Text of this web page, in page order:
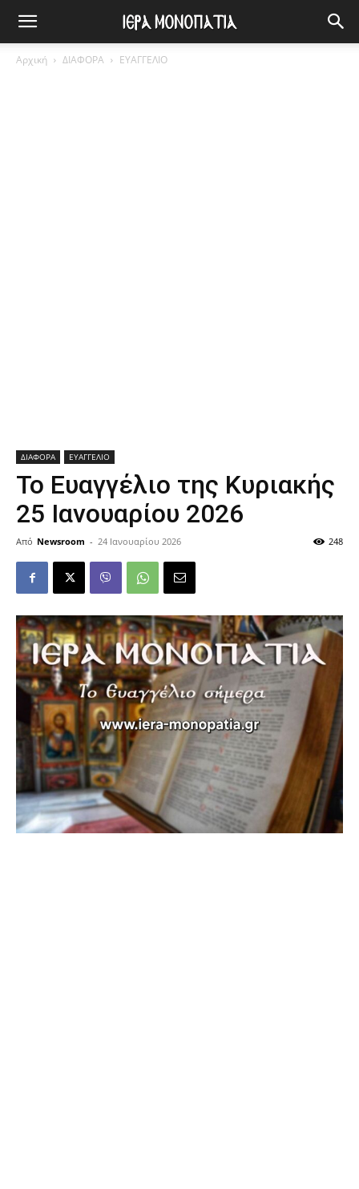
Αρχική ΔΙΑΦΟΡΑ ΕΥΑΓΓΕΛΙΟ
ΔΙΑΦΟΡΑ ΕΥΑΓΓΕΛΙΟ
Το Ευαγγέλιο της Κυριακής
25 Ιανουαρίου 2026
Από Newsroom - 24 Ιανουαρίου 2026 248